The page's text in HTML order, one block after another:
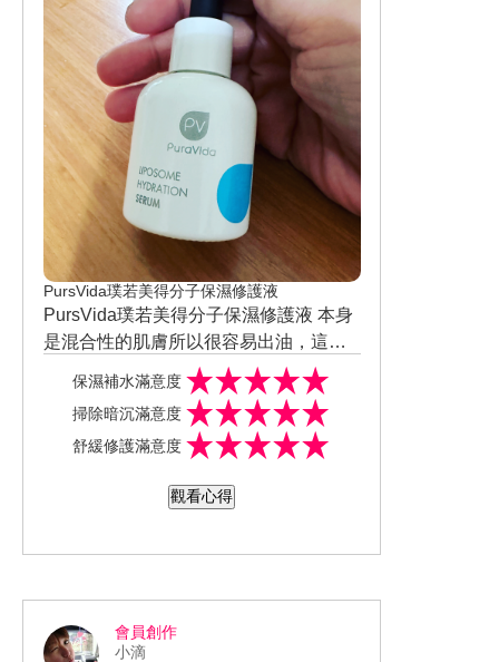
體態管理的健康食品，最多添加幾種熱
門成分，更能做到全方位體態管理。添
加「桑葉」、「武靴葉」萃取物，減少
甜食渴望，「藤黃果」帶來飽足感；
「肉桂桂皮醛」、「綠咖啡豆萃取物」
幫助調節代謝、減輕負擔；加上「啤酒
酵母」幫助「TCA循環」轉換能量、提
升活力，「辣椒素」加強燃脂，搭配運
動事半功倍！
PursVida璞若美得分子保濕修護液
PursVida璞若美得分子保濕修護液 本身
是混合性的肌膚所以很容易出油，這次
體驗PursVida璞若美得分子保濕修護液
質地偏水水的很清爽喔，擦在臉上一下
就吸收進去了，保濕效果也滿不錯的，
也不會一下子就出油亂長痘痘，也沒有
皮膚也變得明亮許多不會黯淡無光
保濕補水滿意度
掃除暗沉滿意度
舒緩修護滿意度
觀看心得
會員創作
小滴